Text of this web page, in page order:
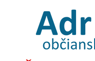
ADROSKO